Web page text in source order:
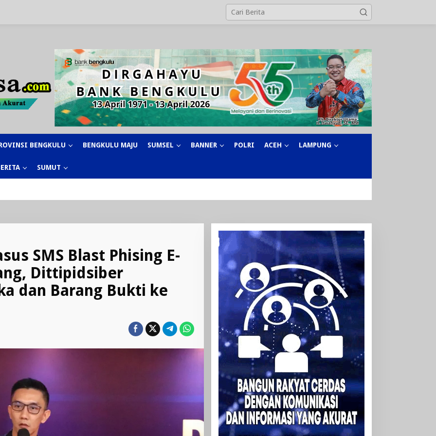
BENGKULU BENGKULU MAJU SUMSEL BANNER POLRI ACEH LAMPUNG
SUMUT
SMS Blast Phising E-
Dittipidsiber
dan Barang Bukti ke